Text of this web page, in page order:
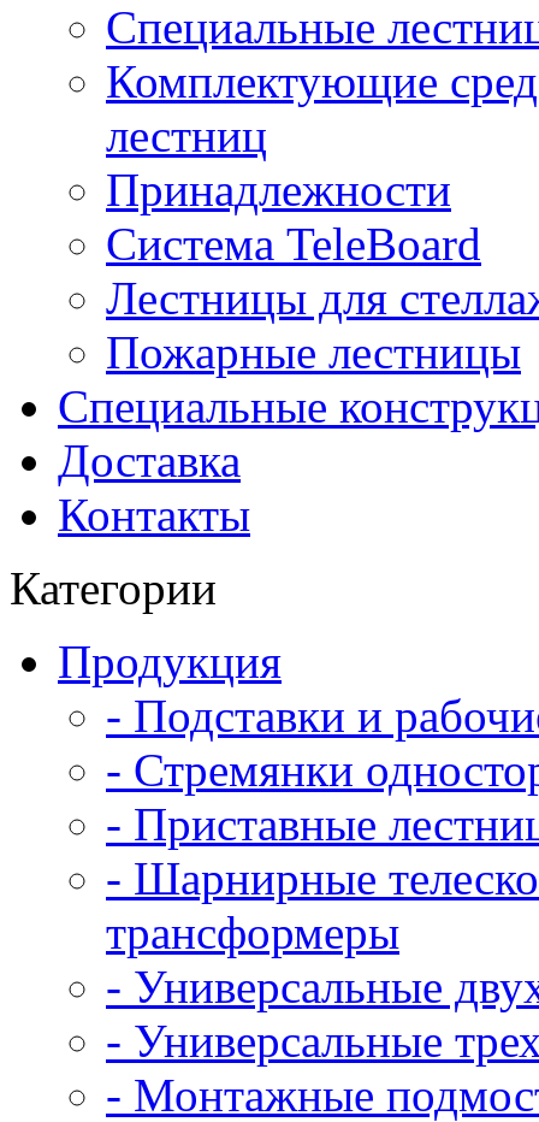
Специальные
Комплектующие
лестниц
Принадлежности
Система TeleBoard
Лестницы для
Пожарные лестницы
Специальные
Доставка
Контакты
Категории
Продукция
- Подставки и
- Стремянки
- Приставные
- Шарнирные
трансформеры
- Универсальные
- Универсальные
- Монтажные